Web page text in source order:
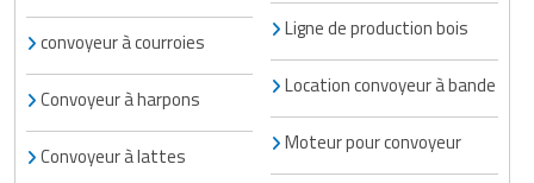
convoyeur à courroies
Convoyeur à harpons
Convoyeur à lattes
Ligne de production bois
Location convoyeur à bande
Moteur pour convoyeur